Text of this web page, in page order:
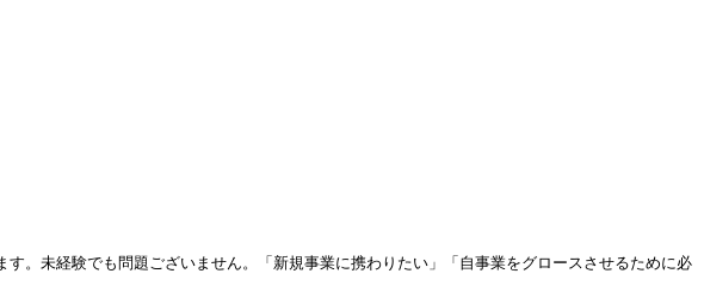
。未経験でも問題ございません。「新規事業に携わりたい」「自事業をグロースさせるために必